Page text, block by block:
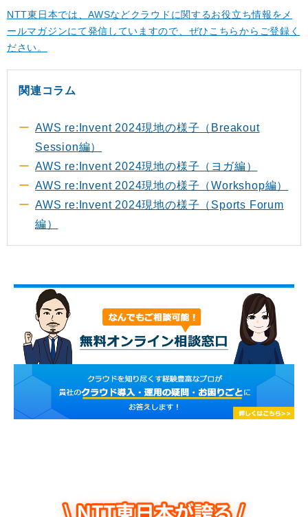
NTT東日本では、AWSなどクラウドに関するお役立ち情報をメ
ールマガジンにて発信していますので、ぜひこちらからご登録く
ださい。
関連コラム
AWS re:Invent 2024現地の様子（Breakout
Session編）
AWS re:Invent 2024現地の様子（ヨガ編）
AWS re:Invent 2024現地の様子（Workshop編）
AWS re:Invent 2024現地の様子（Sports Forum
編）